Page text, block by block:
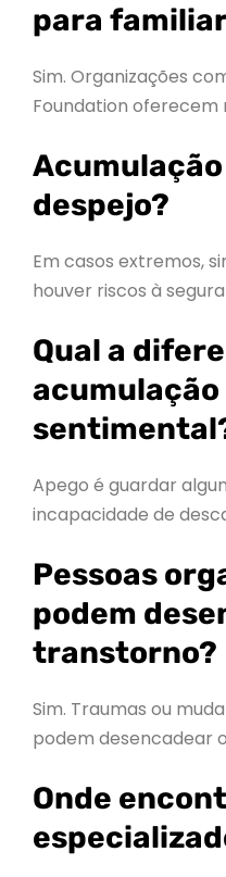
para
Sim. Organizações
Foundation oferecem
despejo?
Em casos extremos,
houver riscos à
Qual a
acumulação
Apego é guardar
incapacidade de
Pessoas
podem
transtorno?
Sim. Traumas ou
podem desencadear
Onde